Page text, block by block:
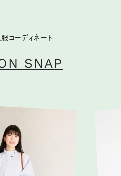
コーディネート
SNAP